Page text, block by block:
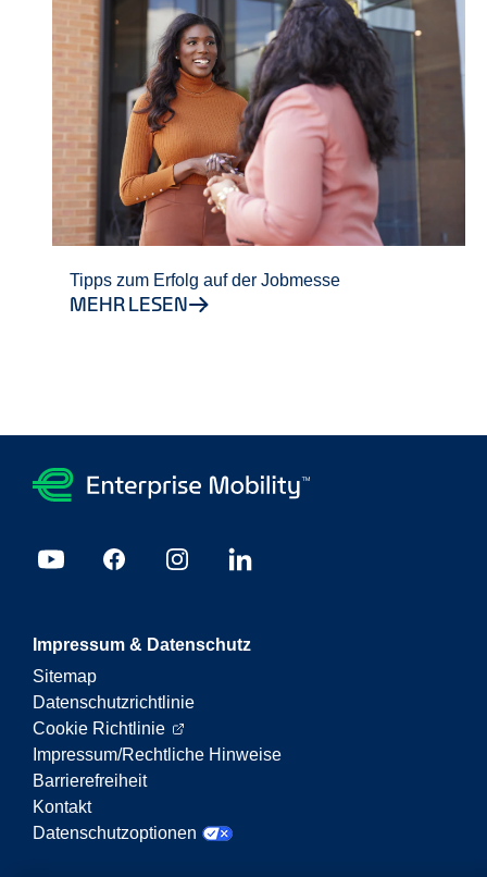
Tipps zum Erfolg auf der Jobmesse
MEHR LESEN
Impressum & Datenschutz
Sitemap
Datenschutzrichtlinie
Cookie Richtlinie
Impressum/Rechtliche Hinweise
Barrierefreiheit
Kontakt
Datenschutzoptionen